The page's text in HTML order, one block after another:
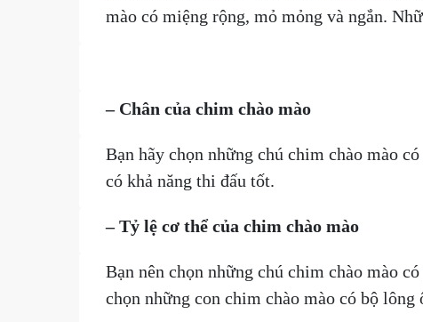
mào có miệng rộng, mỏ mỏng và ngắn.
– Chân của chim chào mào
Bạn hãy chọn những chú chim chào mào
có khả năng thi đấu tốt.
– Tỷ lệ cơ thể của chim chào mào
Bạn nên chọn những chú chim chào mào
chọn những con chim chào mào có bộ